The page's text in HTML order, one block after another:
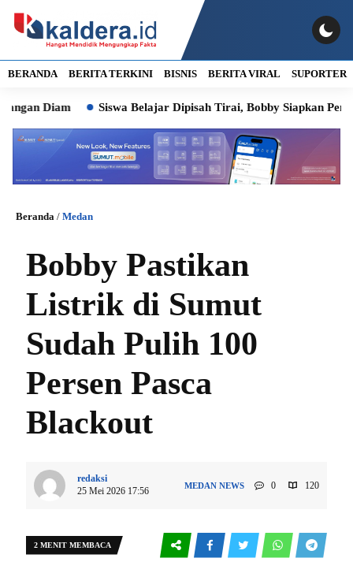
BERANDA BERITA TERKINI BISNIS BERITA VIRAL SUPORTER
Diam Siswa Belajar Dipisah Tirai, Bobby Siapkan
Beranda / Medan
Bobby Pastikan
Listrik di Sumut
Sudah Pulih 100
Persen Pasca
Blackout
redaksi
25 Mei 2026 17:56
MEDAN NEWS 0 120
2 MENIT MEMBACA